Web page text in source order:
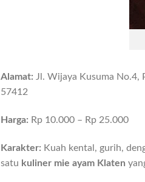
Alamat: Jl. Wijaya Kusuma No.4,
57412
Harga: Rp 10.000 – Rp 25.000
Karakter: Kuah kental, gurih,
satu kuliner mie ayam Klaten